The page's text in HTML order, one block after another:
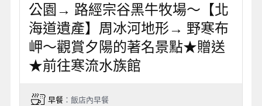
公園→ 路經宗谷黑牛牧場～【北
海道遺產】周冰河地形→ 野寒布
岬～觀賞夕陽的著名景點★贈送
★前往寒流水族館
早餐：飯店內早餐